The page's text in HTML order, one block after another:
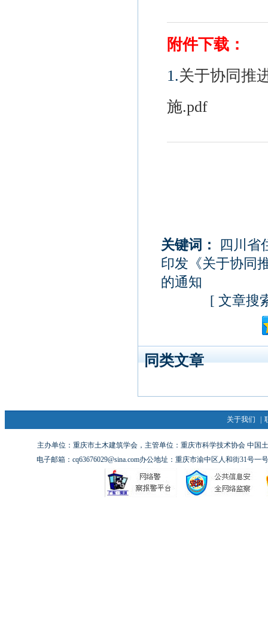
附件下载：
1.关于协同推
施.pdf
关键词：
四川省
印发《关于协同
的通知
[ 文章搜
同类文章
关于我们
主办单位：重庆市土木建筑学会，主管单位：重庆市科学技术协会 中国
电子邮箱：cq63676029@sina.com办公地址：重庆市渝中区人和街31号一